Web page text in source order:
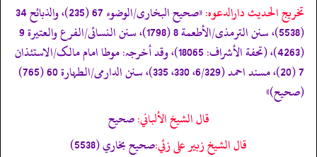
تخریج الحدیث دارالدعوہ:
«‏‏‏‏صحیح البخاری/الوضوء 67 (235)، والذبائح 34
(5538)، سنن الترمذی/الأطعمة 8 (1798)، سنن النسائی/الفرع والعتیرة 9
(4263)، (تحفة الأشراف: 18065)، وقد أخرجہ: موطا امام مالک/الاستئذان
7 (20)، مسند احمد (6/329، 330، 335)، سنن الدارمی/الطہارة 60 (765)
(صحیح)»
قال الشيخ الألباني:صحيح
قال الشيخ زبير على زئي:صحيح بخاري (5538)